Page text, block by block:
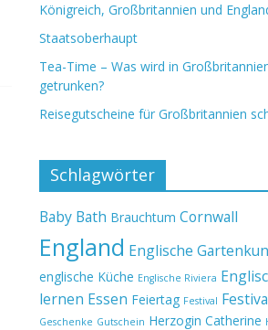
Königreich, Großbritannien und
Staatsoberhaupt
Tea-Time – Was wird in
getrunken?
Reisegutscheine für Großbritannien
Schlagwörter
Baby Bath Brauchtum Cornwall
England Englische
englische Küche Englische Riviera
lernen Essen Feiertag Festival
Geschenke Gutschein Herzogin Catherine